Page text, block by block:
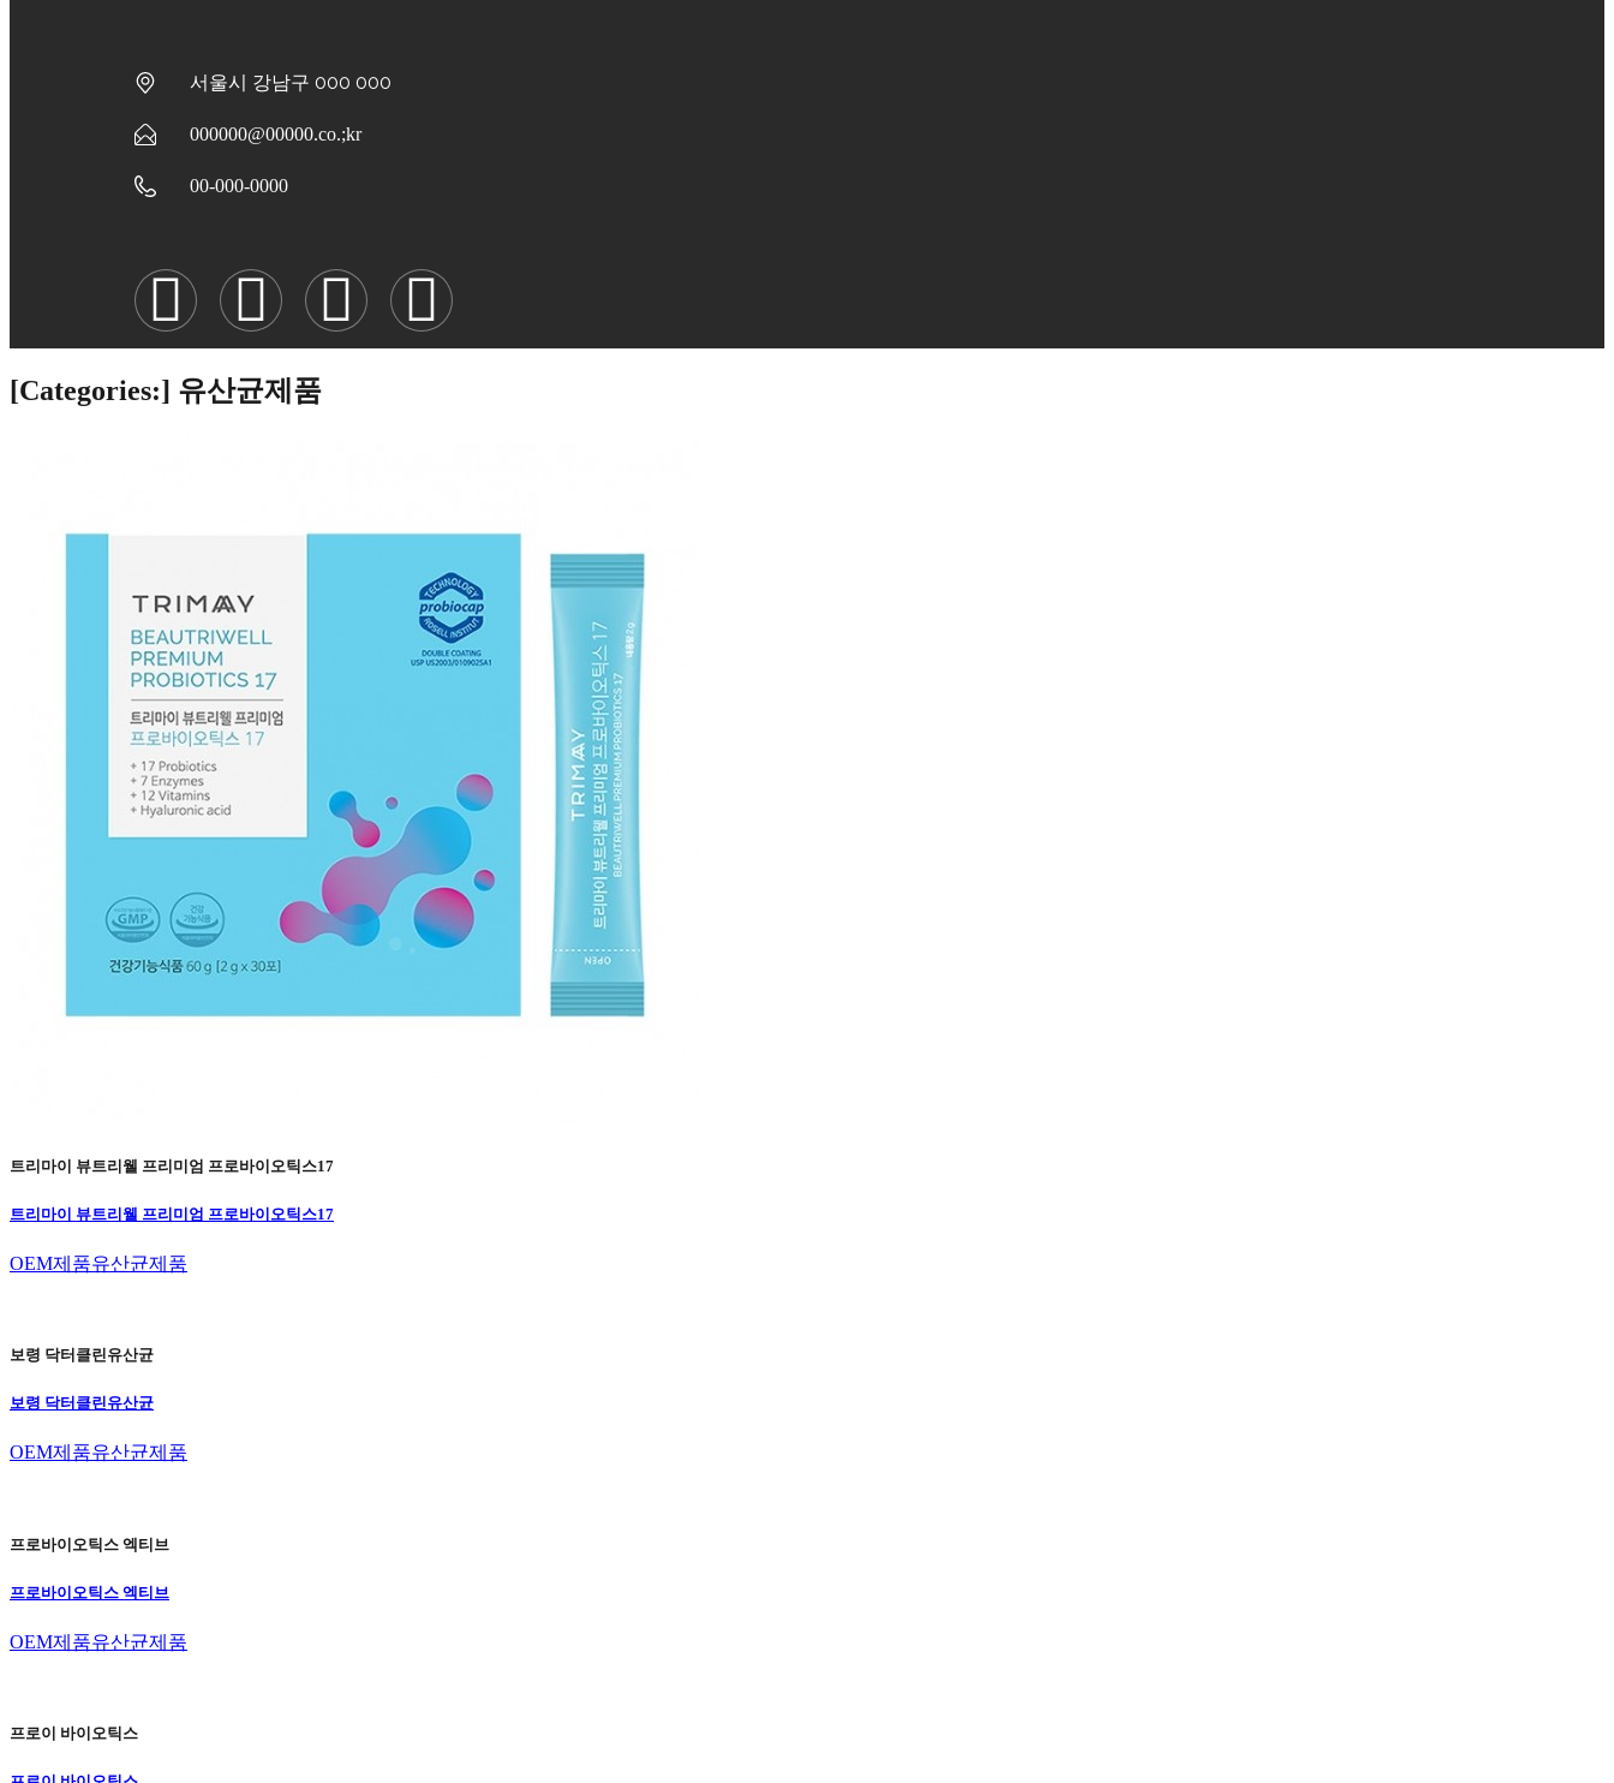
서울시 강남구 000 000
000000@00000.co.;kr
00-000-0000
[Categories:] 유산균제품
트리마이 뷰트리웰 프리미엄 프로바이오틱스17
트리마이 뷰트리웰 프리미엄 프로바이오틱스17
OEM제품유산균제품
보령 닥터클린유산균
보령 닥터클린유산균
OEM제품유산균제품
프로바이오틱스 엑티브
프로바이오틱스 엑티브
OEM제품유산균제품
프로이 바이오틱스